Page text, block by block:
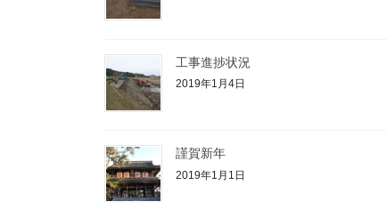
工事進捗状況
2019年1月4日
謹賀新年
2019年1月1日